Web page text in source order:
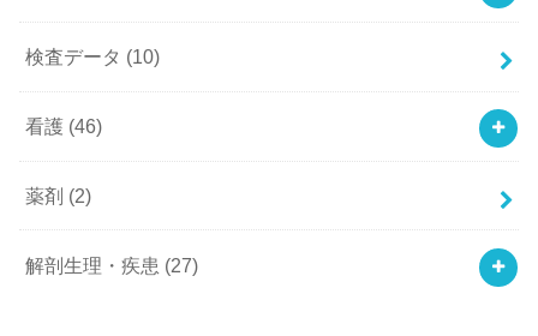
検査データ (10)
看護 (46)
薬剤 (2)
解剖生理・疾患 (27)